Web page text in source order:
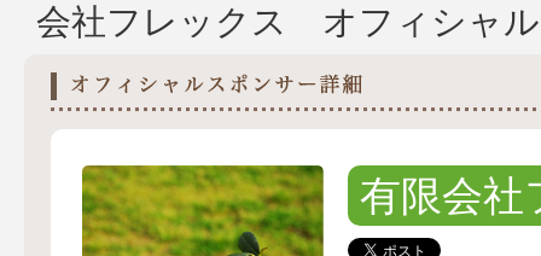
会社フレックス オフィシャ
有限会社